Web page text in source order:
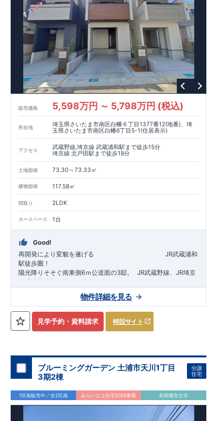
販売価格 5,598万円 ～ 5,798万円 (税込)
所在地
埼玉県さいたま市南区白幡６丁目1377番12(地番)、埼
玉県さいたま市南区白幡6丁目5-1(住居表示)
アクセス
武蔵野線,埼京線 武蔵浦和駅まで徒歩15分
埼京線 北戸田駅まで徒歩18分
土地面積 73.30～73.33㎡
建物面積 117.58㎡
間取り 2LDK
カースペース 1台
Good!
再開発により変貌を遂げる ​JR武蔵浦和
駅徒歩圏！
陽光降りそそぐ南東側6ｍ公道面の3邸。
​JR武蔵野線、JR埼京
線「 武蔵浦和 」駅まで徒歩15 分
自転車で約5分
JR埼京線「北戸田」駅まで徒歩18分​
​◆設計・建設性能評価ｗ取得！​◎性能評価とは
宅性能評価】
評価しております！ ​ 【建設 住宅性能評価】​
関 により、建物完成までに 計4回
優れた断熱等性能５を取得！​ ​その他項目も評価を受けてお
り、
性能に特化した住宅です！
​◆子育て環境良好！ ​ 辻小学校
2（3）LDKの間取りプラン採用！​​◆こだわりの内装！​家
族構成の変化に対応可能な可変型プラン！​全居室クローゼッ
ト付き！ ​ ​◆充実した設備！ ​
冬でも快適！LDK床暖房標準装
雨の日でも洗濯物が干せる
付き！​食洗機付きシステムキッチン！​平日、休日 時間帯
問わずご案内可能です！​お気軽にお問い合わせください！​
(営業時間 9:30～
見学予約・資料請求 特設サイト
物件詳細を見る
ブルーミングガーデン 土浦市天川1丁目
3期2棟
分譲
住宅
1区画販売中／全2区画 みらいエコ住宅2026事業 長期優良住宅